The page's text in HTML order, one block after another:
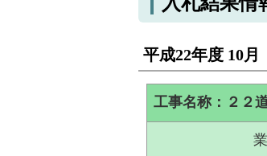
平成22年度 10月
工事名称：２２